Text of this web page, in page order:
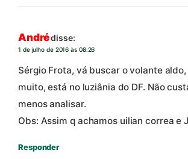
Andrédisse:
1 de julho de 2016 às 08:26
Sérgio Frota, vá buscar o volante aldo,
muito, está no luziânia do DF. Não
menos analisar.
Obs: Assim q achamos uilian correa e
Responder